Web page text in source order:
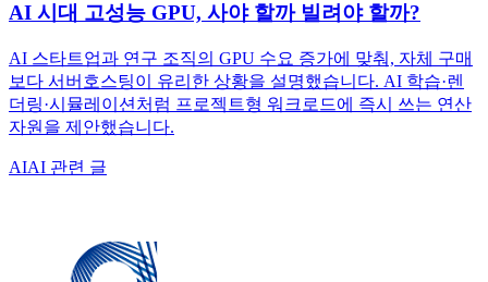
AI 시대 고성능 GPU, 사야 할까 빌려야 할까?
AI 스타트업과 연구 조직의 GPU 수요 증가에 맞춰, 자체 구매
보다 서버호스팅이 유리한 상황을 설명했습니다. AI 학습·렌
더링·시뮬레이션처럼 프로젝트형 워크로드에 즉시 쓰는 연산
자원을 제안했습니다.
AIAI 관련 글